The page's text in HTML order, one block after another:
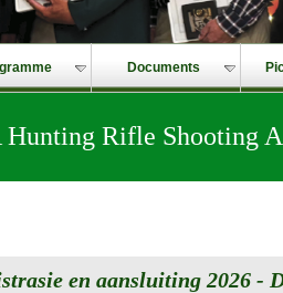
Documents
Hunting Rifle Shooting
en aansluiting 2026 -